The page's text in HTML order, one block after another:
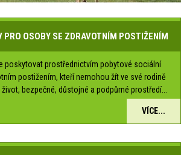
PRO OSOBY SE ZDRAVOTNÍM POSTIŽENÍM
poskytovat prostřednictvím pobytové sociální
postižením, kteří nemohou žít ve své rodině
bezpečné, důstojné a podpůrné prostředí...
VÍCE...